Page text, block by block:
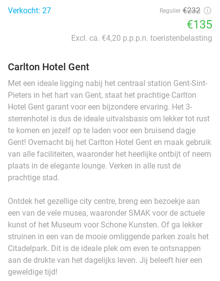
Verkocht: 27
Regulier €232
€135
Excl. ca. €4,20 p.p.p.n. toeristenbelasting
Carlton Hotel Gent
Met een ideale ligging nabij het centraal station Gent-Sint-
Pieters in het hart van Gent, staat het prachtige Carlton
Hotel Gent garant voor een bijzondere ervaring. Het 3-
sterrenhotel is dus de ideale uitvalsbasis om lekker tot rust
te komen en jezelf op te laden voor een bruisend dagje
Gent! Overnacht bij het Carlton Hotel Gent en maak gebruik
van alle faciliteiten, waaronder het heerlijke ontbijt of neem
plaats in de elegante lounge. Verken in alle rust de
prachtige stad.
Ontdek het gezellige city centre, breng een bezoekje aan
een van de vele musea, waaronder SMAK voor de actuele
kunst of het Museum voor Schone Kunsten. Of ga lekker
struinen in een van de mooie omliggende parken zoals het
Citadelpark. Dit is de ideale plek om even te ontsnappen
aan de drukte van het dagelijks leven. Jij beleeft hier een
geweldige tijd!